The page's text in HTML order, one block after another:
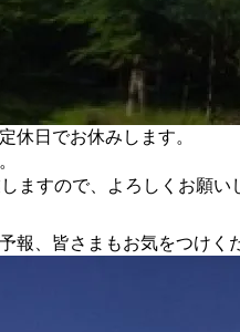
休日でお休みします。
ますので、よろしくお願い
報、皆さまもお気をつけく